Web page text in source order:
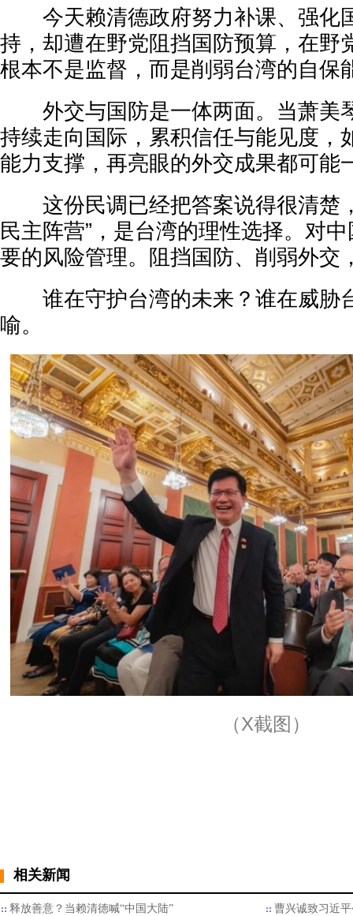
今天赖清德政府努力补课、强化
持，却遭在野党阻挡国防预算，在野
根本不是监督，而是削弱台湾的自保
外交与国防是一体两面。当萧美
持续走向国际，累积信任与能见度，
能力支撑，再亮眼的外交成果都可能
这份民调已经把答案说得很清楚
民主阵营”，是台湾的理性选择。对
要的风险管理。阻挡国防、削弱外交
谁在守护台湾的未来？谁在威胁
喻。
（X截图）
相关新闻
释放善意？当赖清德喊“中国大陆” 曹兴诚致习近